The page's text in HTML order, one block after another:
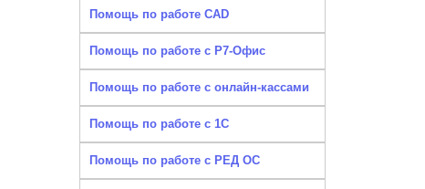
Помощь по работе CAD
Помощь по работе с Р7-Офис
Помощь по работе с онлайн-кассами
Помощь по работе с 1С
Помощь по работе с РЕД ОС